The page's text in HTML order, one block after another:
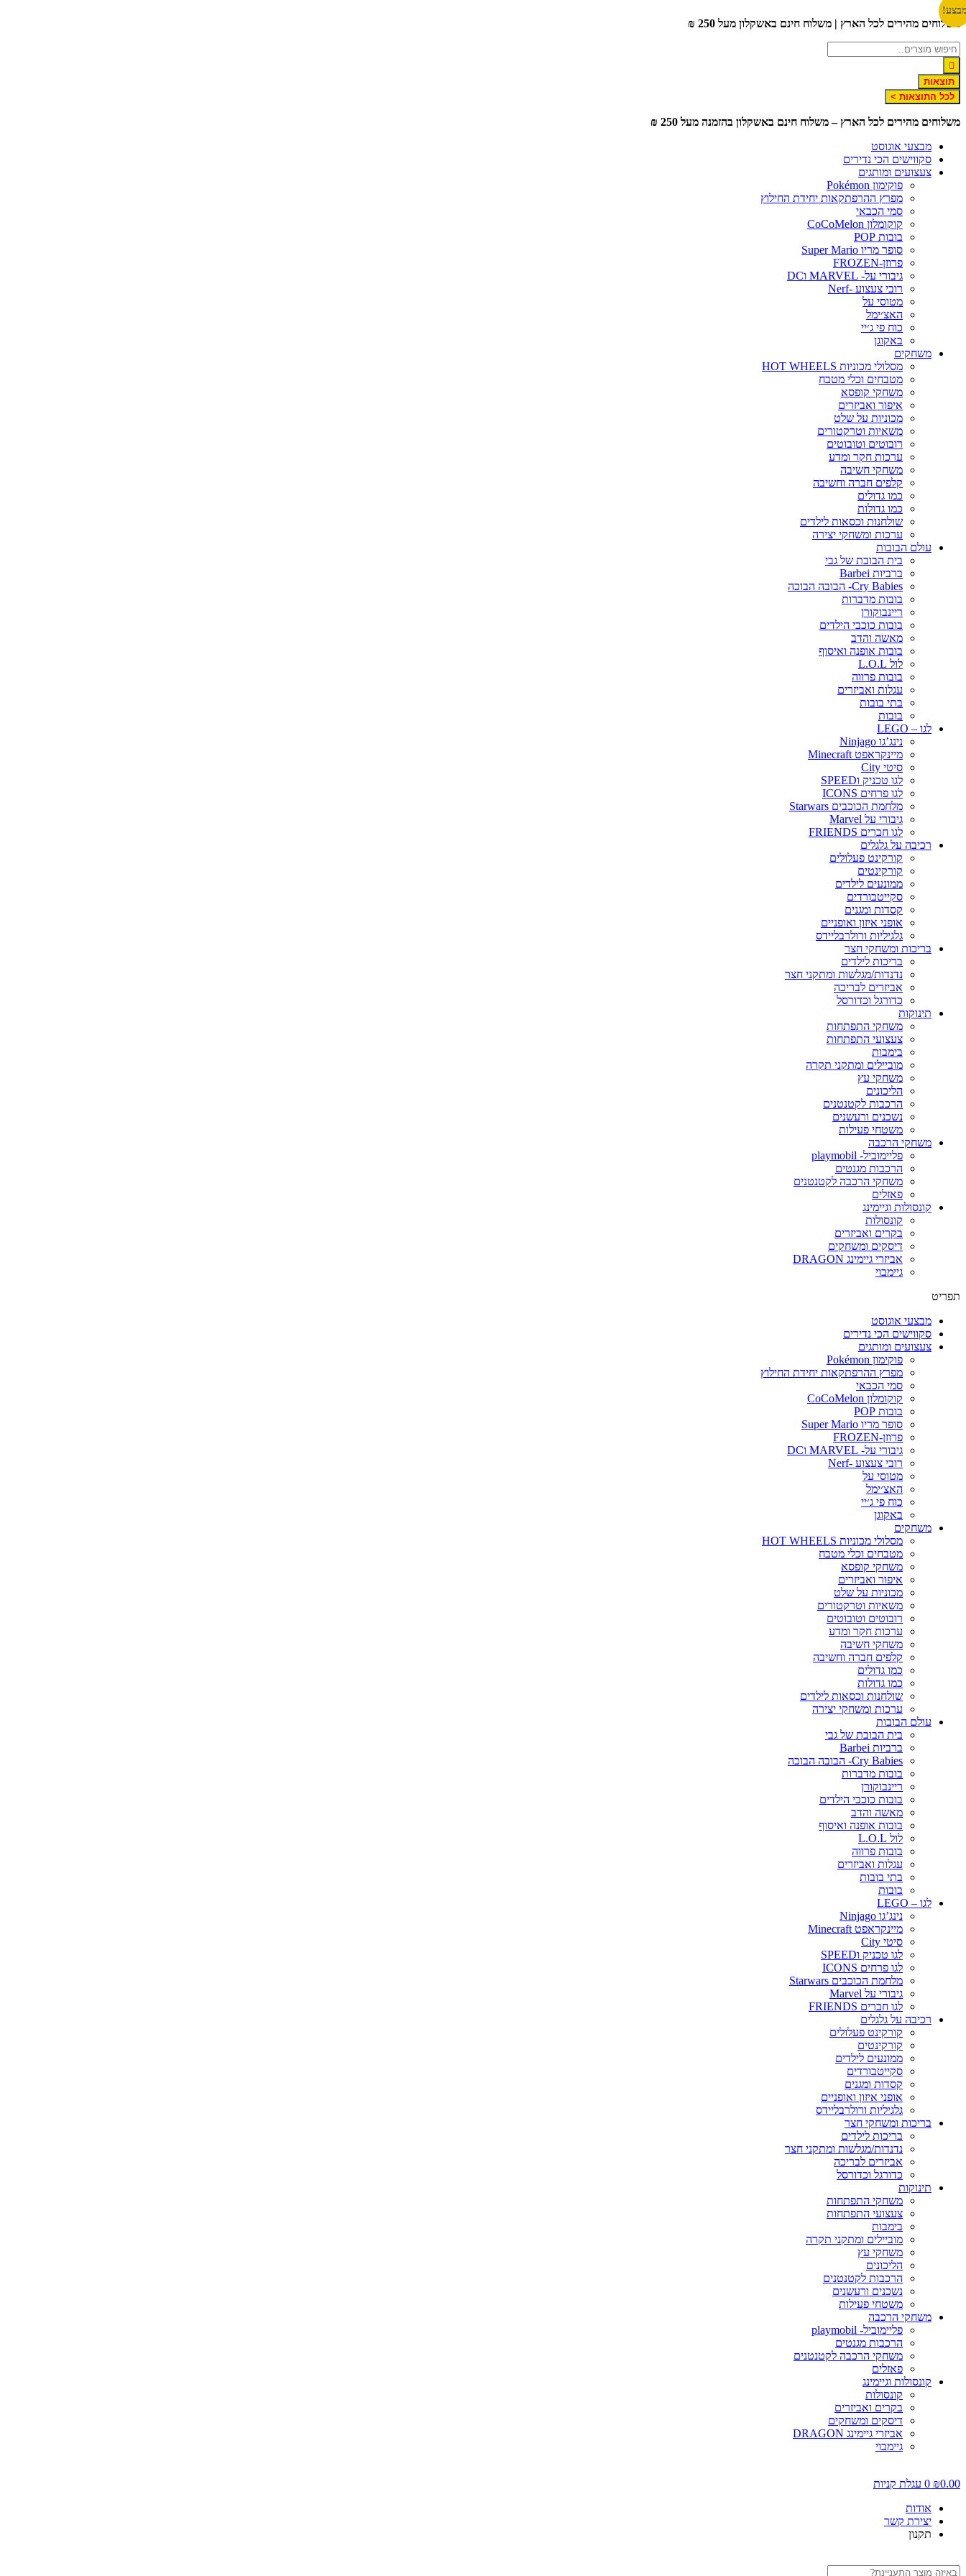
דלג
לתוכן
משלוחים מהירים לכל הארץ | משלוח חינם באשקלון מעל 250 ₪
תוצאות
לכל התוצאות >
משלוחים מהירים לכל הארץ – משלוח חינם באשקלון בהזמנה מעל 250 ₪
מבצעי אוגוסט
סקווישים הכי נדירים
צעצועים ומותגים
פוקימון Pokémon
מפרץ ההרפתקאות יחידת החילוץ
סמי הכבאי
קוקומלון CoCoMelon
בובות POP
סופר מריו Super Mario
פרוזן-FROZEN
גיבורי על- MARVEL וDC
רובי צעצוע -Nerf
מטוסי על
האצ׳ימל
כוח פי ג׳יי
באקוגן
משחקים
מסלולי מכוניות HOT WHEELS
מטבחים וכלי מטבח
משחקי קופסא
איפור ואביזרים
מכוניות על שלט
משאיות וטרקטורים
רובוטים וטובוטים
ערכות חקר ומדע
משחקי חשיבה
קלפים חברה וחשיבה
כמו גדולים
כמו גדולות
שולחנות וכסאות לילדים
ערכות ומשחקי יצירה
עולם הבובות
בית הבובת של גבי
ברביות Barbei
Cry Babies- הבובה הבוכה
בובות מדברות
ריינבוקורן
בובות כוכבי הילדים
מאשה והדב
בובות אופנה ואיסוף
לול L.O.L
בובות פרווה
עגלות ואביזרים
בתי בובות
בובות
לגו – LEGO
נינג’גו Ninjago
מיינקראפט Minecraft
סיטי City
לגו טכניק וSPEED
לגו פרחים ICONS
מלחמת הכוכבים Starwars
גיבורי על Marvel
לגו חברים FRIENDS
רכיבה על גלגלים
קורקינט פעלולים
קורקינטים
ממונעים לילדים
סקייטבורדים
קסדות ומגנים
אופני איזון ואופניים
גלגיליות ורולרבליידס
בריכות ומשחקי חצר
בריכות לילדים
נדנדות/מגלשות ומתקני חצר
אביזרים לבריכה
כדורגל וכדורסל
תינוקות
משחקי התפתחות
צעצועי התפתחות
בימבות
מוביילים ומתקני תקרה
משחקי עץ
הליכונים
הרכבות לקטנטנים
נשכנים ורעשנים
משטחי פעילות
משחקי הרכבה
פליימוביל- playmobil
הרכבות מגנטים
משחקי הרכבה לקטנטנים
פאזלים
קונסולות וגיימינג
קונסולות
בקרים ואביזרים
דיסקים ומשחקים
אביזרי גיימינג DRAGON
גיימבוי
תפריט
מבצעי אוגוסט
סקווישים הכי נדירים
צעצועים ומותגים
פוקימון Pokémon
מפרץ ההרפתקאות יחידת החילוץ
סמי הכבאי
קוקומלון CoCoMelon
בובות POP
סופר מריו Super Mario
פרוזן-FROZEN
גיבורי על- MARVEL וDC
רובי צעצוע -Nerf
מטוסי על
האצ׳ימל
כוח פי ג׳יי
באקוגן
משחקים
מסלולי מכוניות HOT WHEELS
מטבחים וכלי מטבח
משחקי קופסא
איפור ואביזרים
מכוניות על שלט
משאיות וטרקטורים
רובוטים וטובוטים
ערכות חקר ומדע
משחקי חשיבה
קלפים חברה וחשיבה
כמו גדולים
כמו גדולות
שולחנות וכסאות לילדים
ערכות ומשחקי יצירה
עולם הבובות
בית הבובת של גבי
ברביות Barbei
Cry Babies- הבובה הבוכה
בובות מדברות
ריינבוקורן
בובות כוכבי הילדים
מאשה והדב
בובות אופנה ואיסוף
לול L.O.L
בובות פרווה
עגלות ואביזרים
בתי בובות
בובות
לגו – LEGO
נינג’גו Ninjago
מיינקראפט Minecraft
סיטי City
לגו טכניק וSPEED
לגו פרחים ICONS
מלחמת הכוכבים Starwars
גיבורי על Marvel
לגו חברים FRIENDS
רכיבה על גלגלים
קורקינט פעלולים
קורקינטים
ממונעים לילדים
סקייטבורדים
קסדות ומגנים
אופני איזון ואופניים
גלגיליות ורולרבליידס
בריכות ומשחקי חצר
בריכות לילדים
נדנדות/מגלשות ומתקני חצר
אביזרים לבריכה
כדורגל וכדורסל
תינוקות
משחקי התפתחות
צעצועי התפתחות
בימבות
מוביילים ומתקני תקרה
משחקי עץ
הליכונים
הרכבות לקטנטנים
נשכנים ורעשנים
משטחי פעילות
משחקי הרכבה
פליימוביל- playmobil
הרכבות מגנטים
משחקי הרכבה לקטנטנים
פאזלים
קונסולות וגיימינג
קונסולות
בקרים ואביזרים
דיסקים ומשחקים
אביזרי גיימינג DRAGON
גיימבוי
₪0.00
0 עגלת קניות
אודות
יצירת קשר
תקנון